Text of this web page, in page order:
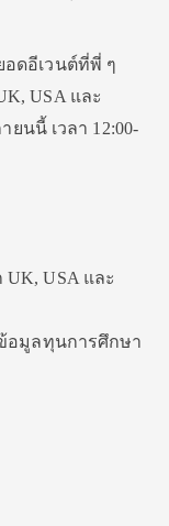
อดอีเวนต์ที่พี่ ๆ
USA และ
นนี้ เวลา 12:00-
USA และ
ข้อมูลทุนการศึกษา